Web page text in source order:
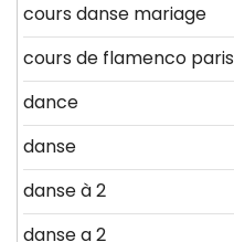
cours danse mariage
cours de flamenco paris
dance
danse
danse à 2
danse a 2